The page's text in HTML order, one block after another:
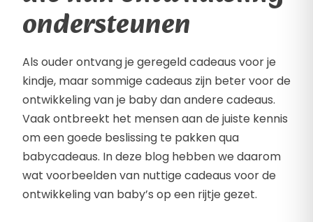
ondersteunen
Als ouder ontvang je geregeld cadeaus voor je
kindje, maar sommige cadeaus zijn beter voor de
ontwikkeling van je baby dan andere cadeaus.
Vaak ontbreekt het mensen aan de juiste kennis
om een goede beslissing te pakken qua
babycadeaus. In deze blog hebben we daarom
wat voorbeelden van nuttige cadeaus voor de
ontwikkeling van baby’s op een rijtje gezet.